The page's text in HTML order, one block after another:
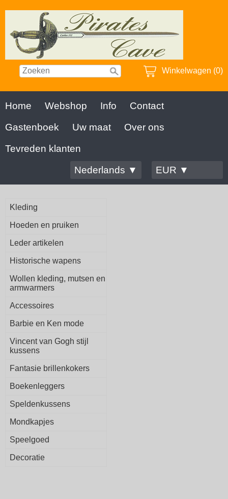
Winkelwagen (0)
Home Webshop Info
Contact
Gastenboek
Uw maat
Over ons
Tevreden klanten
Nederlands ▼
EUR ▼
Kleding
Hoeden en pruiken
Leder artikelen
Historische wapens
Wollen kleding, mutsen en
armwarmers
Accessoires
Barbie en Ken mode
Vincent van Gogh stijl
kussens
Fantasie brillenkokers
Boekenleggers
Speldenkussens
Mondkapjes
Speelgoed
Decoratie